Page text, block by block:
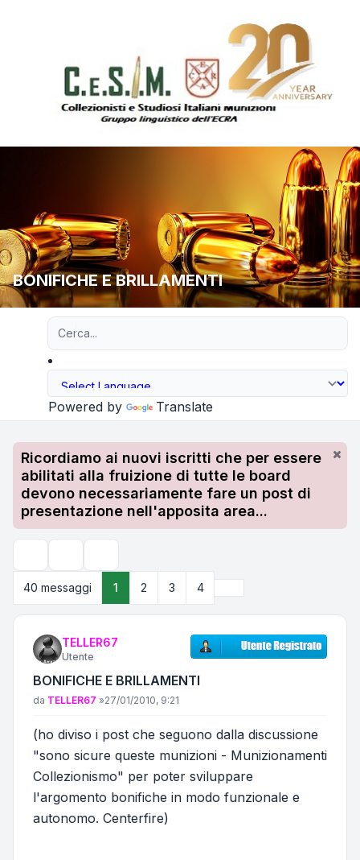
BONIFICHE E BRILLAMENTI
Powered by Translate
Ricordiamo ai nuovi iscritti che per essere
abilitati alla fruizione di tutte le board
devono necessariamente fare un post di
presentazione nell'apposita area...
40 messaggi
1 2 3 4
TELLER67
Utente
BONIFICHE E BRILLAMENTI
Messaggio
da TELLER67 »27/01/2010, 9:21
(ho diviso i post che seguono dalla discussione
"sono sicure queste munizioni - Munizionamenti
Collezionismo" per poter sviluppare
l'argomento bonifiche in modo funzionale e
autonomo. Centerfire)